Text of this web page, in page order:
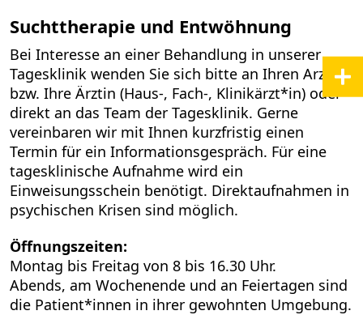
Suchttherapie und Entwöhnung
Bei Interesse an einer Behandlung in unserer
Tagesklinik wenden Sie sich bitte an Ihren Arzt
bzw. Ihre Ärztin (Haus-, Fach-, Klinikärzt*in) oder
direkt an das Team der Tagesklinik. Gerne
vereinbaren wir mit Ihnen kurzfristig einen
Termin für ein Informationsgespräch. Für eine
tagesklinische Aufnahme wird ein
Einweisungsschein benötigt. Direktaufnahmen in
psychischen Krisen sind möglich.
Öffnungszeiten:
Montag bis Freitag von 8 bis 16.30 Uhr.
Abends, am Wochenende und an Feiertagen sind
die Patient*innen in ihrer gewohnten Umgebung.